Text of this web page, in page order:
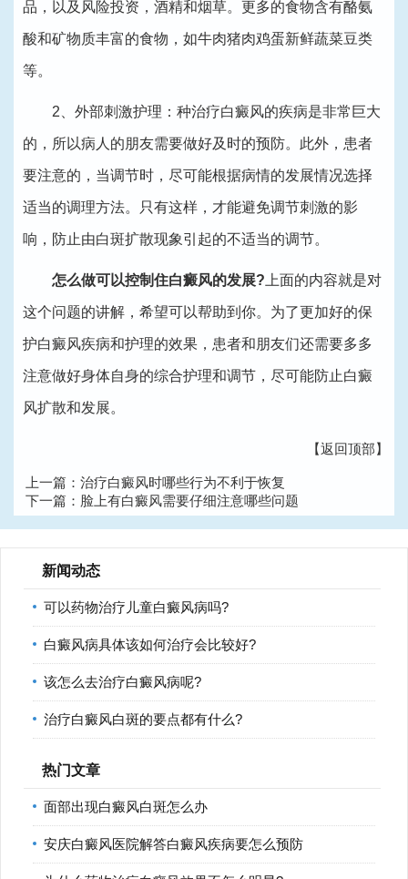
品，以及风险投资，酒精和烟草。更多的食物含有酪氨
酸和矿物质丰富的食物，如牛肉猪肉鸡蛋新鲜蔬菜豆类
等。
2、外部刺激护理：种治疗白癜风的疾病是非常巨大
的，所以病人的朋友需要做好及时的预防。此外，患者
要注意的，当调节时，尽可能根据病情的发展情况选择
适当的调理方法。只有这样，才能避免调节刺激的影
响，防止由白斑扩散现象引起的不适当的调节。
怎么做可以控制住白癜风的发展? 上面的内容就是对
这个问题的讲解，希望可以帮助到你。为了更加好的保
护白癜风疾病和护理的效果，患者和朋友们还需要多多
注意做好身体自身的综合护理和调节，尽可能防止白癜
风扩散和发展。
【返回顶部】
上一篇： 治疗白癜风时哪些行为不利于恢复
下一篇： 脸上有白癜风需要仔细注意哪些问题
新闻动态
可以药物治疗儿童白癜风病吗?
白癜风病具体该如何治疗会比较好?
该怎么去治疗白癜风病呢?
治疗白癜风白斑的要点都有什么?
热门文章
面部出现白癜风白斑怎么办
安庆白癜风医院解答白癜风疾病要怎么预防